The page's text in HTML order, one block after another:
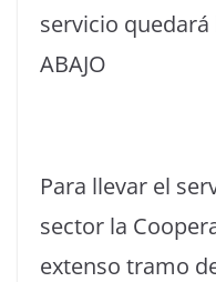
servicio quedará
ABAJO
Para llevar el
sector la
extenso tramo